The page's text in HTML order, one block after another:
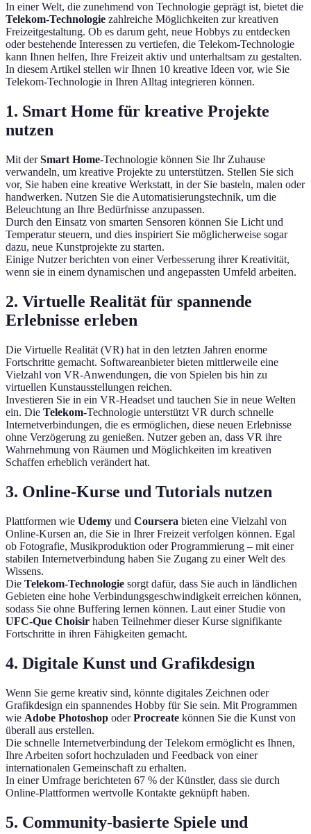
In einer Welt, die zunehmend von Technologie geprägt ist, bietet die
Telekom-Technologie zahlreiche Möglichkeiten zur kreativen
Freizeitgestaltung. Ob es darum geht, neue Hobbys zu entdecken
oder bestehende Interessen zu vertiefen, die Telekom-Technologie
kann Ihnen helfen, Ihre Freizeit aktiv und unterhaltsam zu gestalten.
In diesem Artikel stellen wir Ihnen 10 kreative Ideen vor, wie Sie
Telekom-Technologie in Ihren Alltag integrieren können.
1. Smart Home für kreative Projekte
nutzen
Mit derSmart Home-Technologie können Sie Ihr Zuhause
verwandeln, um kreative Projekte zu unterstützen. Stellen Sie sich
vor, Sie haben eine kreative Werkstatt, in der Sie basteln, malen oder
handwerken. Nutzen Sie die Automatisierungstechnik, um die
Beleuchtung an Ihre Bedürfnisse anzupassen.
Durch den Einsatz von smarten Sensoren können Sie Licht und
Temperatur steuern, und dies inspiriert Sie möglicherweise sogar
dazu, neue Kunstprojekte zu starten.
Einige Nutzer berichten von einer Verbesserung ihrer Kreativität,
wenn sie in einem dynamischen und angepassten Umfeld arbeiten.
2. Virtuelle Realität für spannende
Erlebnisse erleben
Die Virtuelle Realität (VR) hat in den letzten Jahren enorme
Fortschritte gemacht. Softwareanbieter bieten mittlerweile eine
Vielzahl von VR-Anwendungen, die von Spielen bis hin zu
virtuellen Kunstausstellungen reichen.
Investieren Sie in ein VR-Headset und tauchen Sie in neue Welten
ein. Die Telekom-Technologie unterstützt VR durch schnelle
Internetverbindungen, die es ermöglichen, diese neuen Erlebnisse
ohne Verzögerung zu genießen. Nutzer geben an, dass VR ihre
Wahrnehmung von Räumen und Möglichkeiten im kreativen
Schaffen erheblich verändert hat.
3. Online-Kurse und Tutorials nutzen
Plattformen wie Udemy und Coursera bieten eine Vielzahl von
Online-Kursen an, die Sie in Ihrer Freizeit verfolgen können. Egal
ob Fotografie, Musikproduktion oder Programmierung – mit einer
stabilen Internetverbindung haben Sie Zugang zu einer Welt des
Wissens.
Die Telekom-Technologie sorgt dafür, dass Sie auch in ländlichen
Gebieten eine hohe Verbindungsgeschwindigkeit erreichen können,
sodass Sie ohne Buffering lernen können. Laut einer Studie von
UFC-Que Choisir haben Teilnehmer dieser Kurse signifikante
Fortschritte in ihren Fähigkeiten gemacht.
4. Digitale Kunst und Grafikdesign
Wenn Sie gerne kreativ sind, könnte digitales Zeichnen oder
Grafikdesign ein spannendes Hobby für Sie sein. Mit Programmen
wie Adobe Photoshop oderProcreate können Sie die Kunst von
überall aus erstellen.
Die schnelle Internetverbindung der Telekom ermöglicht es Ihnen,
Ihre Arbeiten sofort hochzuladen und Feedback von einer
internationalen Gemeinschaft zu erhalten.
In einer Umfrage berichteten 67 % der Künstler, dass sie durch
Online-Plattformen wertvolle Kontakte geknüpft haben.
5. Community-basierte Spiele und